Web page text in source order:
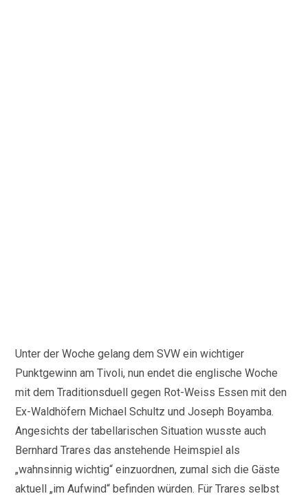
Unter der Woche gelang dem SVW ein wichtiger
Punktgewinn am Tivoli, nun endet die englische Woche
mit dem Traditionsduell gegen Rot-Weiss Essen mit den
Ex-Waldhöfern Michael Schultz und Joseph Boyamba.
Angesichts der tabellarischen Situation wusste auch
Bernhard Trares das anstehende Heimspiel als
„wahnsinnig wichtig“ einzuordnen, zumal sich die Gäste
aktuell „im Aufwind“ befinden würden. Für Trares selbst